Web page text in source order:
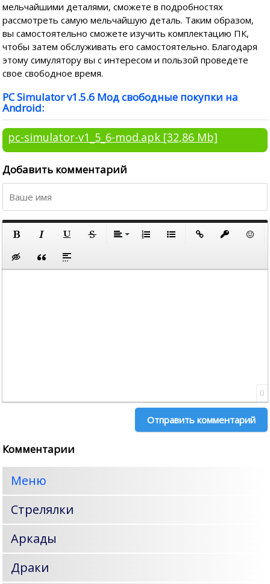
мельчайшими деталями, сможете в подробностях
рассмотреть самую мельчайшую деталь. Таким образом,
вы самостоятельно сможете изучить комплектацию ПК,
чтобы затем обслуживать его самостоятельно. Благодаря
этому симулятору вы с интересом и пользой проведете
свое свободное время.
PC Simulator v1.5.6 Мод свободные покупки на
Android:
pc-simulator-v1_5_6-mod.apk [32,86 Mb]
Добавить комментарий
Полужирный Подчеркнутый
По левому краю
По правому краю
Вставка скрытого текста
Вставка цитаты
Вставка спойлера
0
Отправить комментарий
Комментарии
Меню
Стрелялки
Аркады
Драки